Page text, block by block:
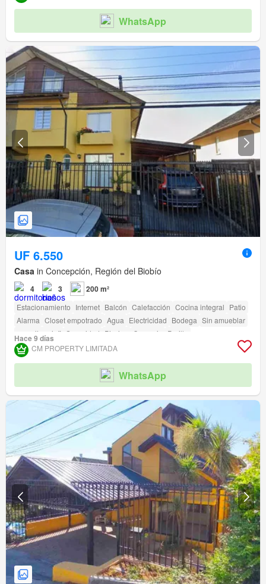
WhatsApp
UF 6.550
Casa in Concepción, Región del Biobío
4 3 200 m²
Estacionamiento Internet Balcón Calefacción Cocina integral Patio
Alarma Closet empotrado Agua Electricidad Bodega Sin amueblar
amenity_wi_fi Seguridad Piscina Conserje Parilla
Hace 9 días
CM PROPERTY LIMITADA
WhatsApp